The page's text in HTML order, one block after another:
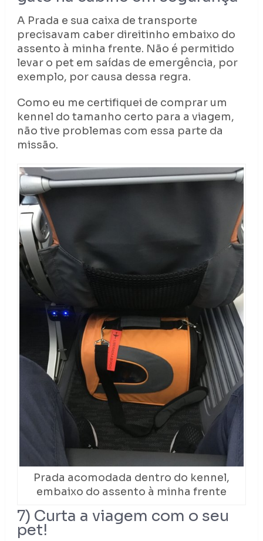
A Prada e sua caixa de transporte
precisavam caber direitinho embaixo do
assento à minha frente. Não é permitido
levar o pet em saídas de emergência, por
exemplo, por causa dessa regra.
Como eu me certifiquei de comprar um
kennel do tamanho certo para a viagem,
não tive problemas com essa parte da
missão.
Prada acomodada dentro do kennel,
embaixo do assento à minha frente
7) Curta a viagem com o seu
pet!